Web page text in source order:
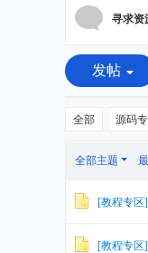
营
寻求资
发帖
全部 源码
全部主题
[教程专区]
[教程专区]